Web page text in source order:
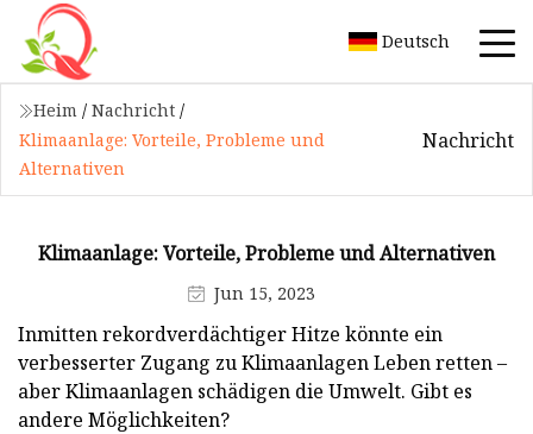
Deutsch
Heim / Nachricht /
Klimaanlage: Vorteile, Probleme und
Alternativen
Nachricht
Klimaanlage: Vorteile, Probleme und Alternativen
Jun 15, 2023
Inmitten rekordverdächtiger Hitze könnte ein
verbesserter Zugang zu Klimaanlagen Leben retten –
aber Klimaanlagen schädigen die Umwelt. Gibt es
andere Möglichkeiten?